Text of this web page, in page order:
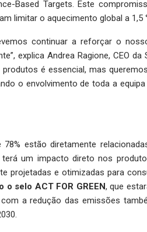
Based Targets. Este
limitar o aquecimento global a 1,5
continuar a reforçar o
explica Andrea Ragione, CEO da
é essencial, mas
o envolvimento de toda a
estão diretamente
um impacto direto nos
projetadas e otimizadas para
selo ACT FOR GREEN, que
a redução das emissões